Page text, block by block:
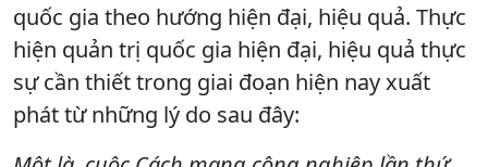
quốc gia theo hướng hiện đại, hiệu quả. Thực
hiện quản trị quốc gia hiện đại, hiệu quả thực
sự cần thiết trong giai đoạn hiện nay xuất
phát từ những lý do sau đây: